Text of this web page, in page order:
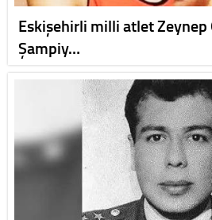
Eskişehirli milli atlet Zeynep
Şampiy…